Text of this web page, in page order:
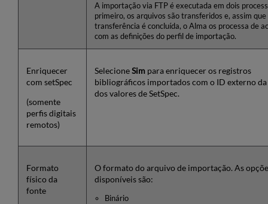
A importação via FTP é executada em dois
primeiro, os arquivos são transferidos e, assim que
transferência é concluída, o Alma os processa de
com as definições do perfil de importação.
Enriquecer
com setSpec
(somente
perfis digitais
remotos)
SelecioneSimpara enriquecer os registros
bibliográficos importados com o ID externo
dos valores de SetSpec.
Formato
físico da
fonte
O formato do arquivo de importação. As
disponíveis são:
Binário